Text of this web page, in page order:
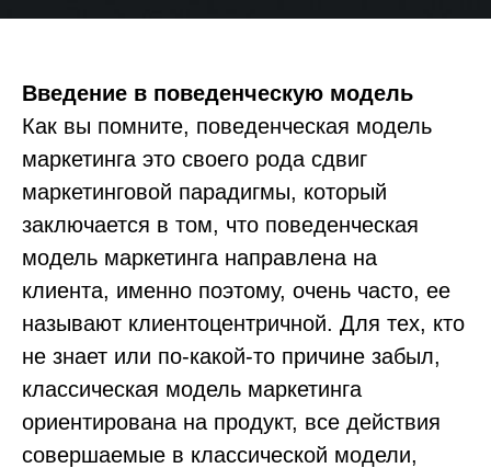
Введение в поведенческую модель
Как вы помните, поведенческая модель
маркетинга это своего рода сдвиг
маркетинговой парадигмы, который
заключается в том, что поведенческая
модель маркетинга направлена на
клиента, именно поэтому, очень часто, ее
называют клиентоцентричной. Для тех, кто
не знает или по-какой-то причине забыл,
классическая модель маркетинга
ориентирована на продукт, все действия
совершаемые в классической модели,